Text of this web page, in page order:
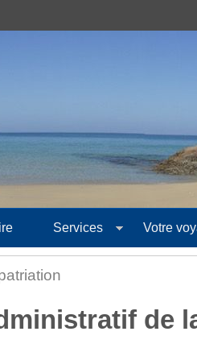
Services Votre
de